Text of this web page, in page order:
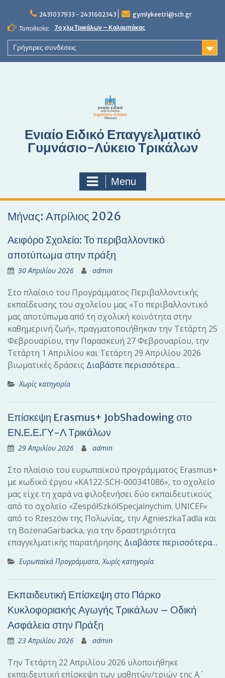
2431037933 - 2431602343
gymlykeetri@sch.gr
Τοποθεσία:
7ο χλμ Τρικάλων – Καλαμπάκας
Γρήγορες συνδέσεις
Ενιαίο Ειδικό Επαγγελματικό
Γυμνάσιο-Λύκειο Τρικάλων
Menu
Μήνας: Απρίλιος 2026
Αειφόρο Σχολείο: Το περιβαλλοντικό
αποτύπωμα στην πράξη
30 Απριλίου 2026 admin
Στο πλαίσιο του Προγράμματος Περιβαλλοντικής
εκπαίδευσης του σχολείου μας «Το περιβαλλοντικό
μας αποτύπωμα από τη σχολική κοινότητα στην
καθημερινή ζωή», πραγματοποιήθηκαν την Τετάρτη 25
Φεβρουαρίου, την Παρασκευή 27 Φεβρουαρίου, την
Τετάρτη 1 Απριλίου και Τετάρτη 29 Απριλίου 2026
βιωματικές δράσεις Διαβάστε περισσότερα…
Χωρίς κατηγορία
Επίσκεψη Erasmus+ JobShadowing στο
ΕΝ.Ε.Ε.ΓΥ-Λ Τρικάλων
29 Απριλίου 2026 admin
Στο πλαίσιο του ευρωπαϊκού προγράμματος Erasmus+
με κωδικό έργου «KA122-SCH-000341086», το σχολείο
μας είχε τη χαρά να φιλοξενήσει δύο εκπαιδευτικούς
από το σχολείο «ZespółSzkółSpecjalnychim. UNICEF»
από το Rzeszów της Πολωνίας, την AgnieszkaTadla και
τη BożenaGarbacka, για την δραστηριότητα
επαγγελματικής παρατήρησης Διαβάστε περισσότερα…
Ευρωπαϊκά Προγράμματα,Χωρίς κατηγορία
Εκπαιδευτική Επίσκεψη στο Πάρκο
Κυκλοφοριακής Αγωγής Τρικάλων – Οδική
Ασφάλεια στην Πράξη
23 Απριλίου 2026 admin
Την Τετάρτη 22 Απριλίου 2026 υλοποιήθηκε
εκπαιδευτική επίσκεψη των μαθητών/τριών της Α΄